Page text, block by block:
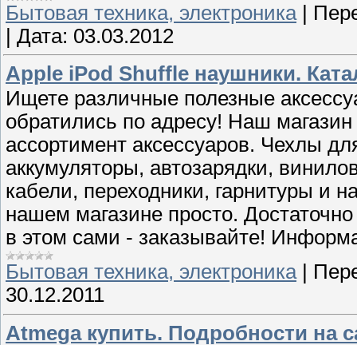
Бытовая техника, электроника |
| Дата: 03.03.2012
Apple iPod Shuffle наушники.
Ищете различные полезные
обратились по адресу! Наш
ассортимент аксессуаров. Чехлы
аккумуляторы, автозарядки,
кабели, переходники, гарнитуры и
нашем магазине просто.
в этом сами - заказывайте!
Бытовая техника, электроника|
30.12.2011
Аtmega купить. Подробности на